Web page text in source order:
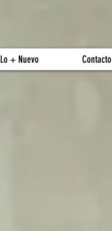
Lo + Nuevo Contacto